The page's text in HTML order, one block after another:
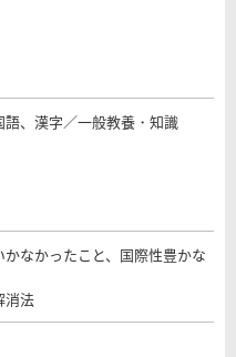
、漢字／一般教養・知識
なかったこと、国際性豊かな
消法